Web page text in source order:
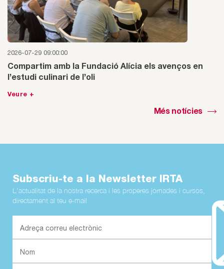
2026-07-29 09:00:00
Compartim amb la Fundació Alícia els avenços en
l’estudi culinari de l’oli
Veure +
Més notícies
Subscriu-te a la Newsletter IRTA
L'actualitat de la nostra recerca i les properes jornades i cursos,
directament al teu e-mail